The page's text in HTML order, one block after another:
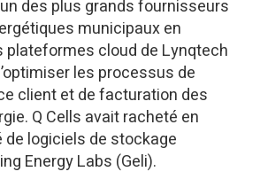
des plus grands fournisseurs
municipaux en
plateformes cloud de Lynqtech
les processus de
client et de facturation des
Q Cells avait racheté en
de logiciels de stockage
Energy Labs (Geli).